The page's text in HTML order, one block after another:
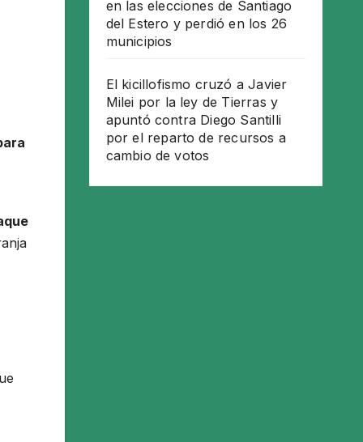
en las elecciones de Santiago
del Estero y perdió en los 26
municipios
El kicillofismo cruzó a Javier
Milei por la ley de Tierras y
apuntó contra Diego Santilli
por el reparto de recursos a
cambio de votos